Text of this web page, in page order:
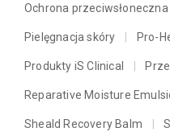
Ochrona przeciwsłoneczna
Pielęgnacja skóry Pro-
Produkty iS Clinical
Reparative Moisture
Sheald Recovery Balm